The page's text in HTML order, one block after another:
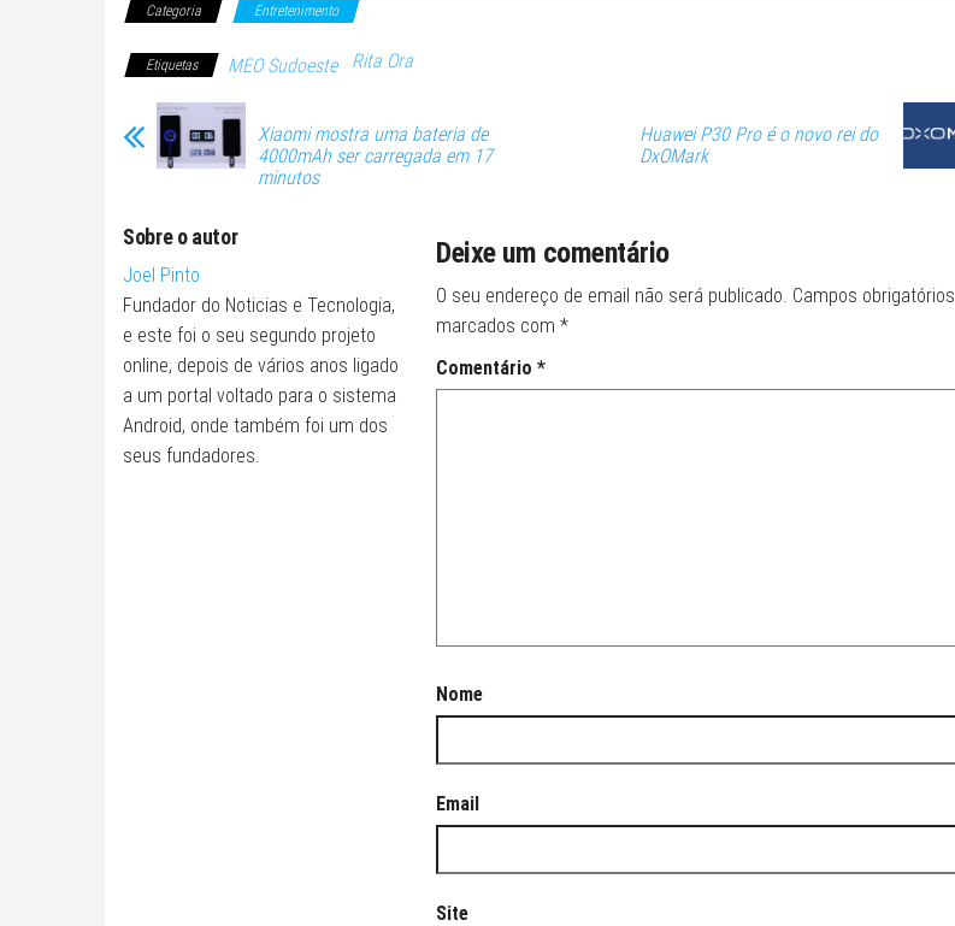
Categoria Entretenimento
Etiquetas MEO Sudoeste Rita Ora
Xiaomi mostra uma bateria de
4000mAh ser carregada em 17
minutos
Huawei P30 Pro é o novo rei do
DxOMark
Sobre o autor
Joel Pinto
Fundador do Noticias e Tecnologia,
e este foi o seu segundo projeto
online, depois de vários anos ligado
a um portal voltado para o sistema
Android, onde também foi um dos
seus fundadores.
Deixe um comentário
O seu endereço de email não será publicado. Campos obrigatórios
marcados com *
Comentário *
Nome
Email
Site